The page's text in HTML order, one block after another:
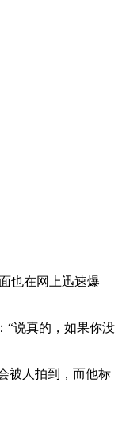
也在网上迅速爆
“说真的，如果你没
被人拍到，而他标